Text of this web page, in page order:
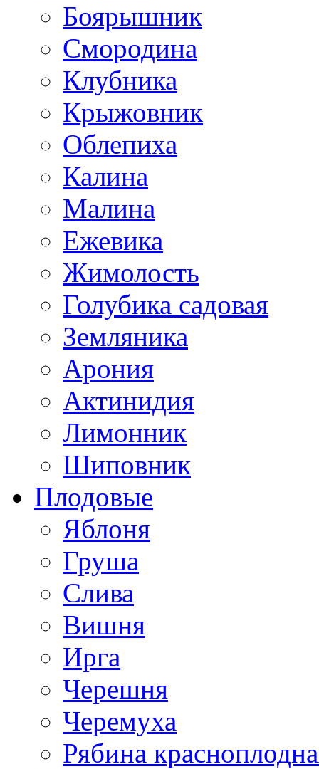
Боярышник
Смородина
Клубника
Крыжовник
Облепиха
Калина
Малина
Ежевика
Жимолость
Голубика садовая
Земляника
Арония
Актинидия
Лимонник
Шиповник
Плодовые
Яблоня
Груша
Слива
Вишня
Ирга
Черешня
Черемуха
Рябина